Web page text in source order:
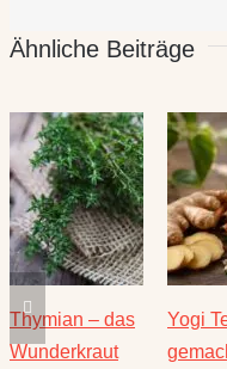
Ähnliche Beiträge
Die heilende
Kraft der Minze
Salbei